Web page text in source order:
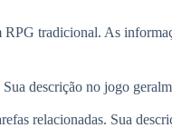
tradicional. As
descrição no jogo
relacionadas. Sua